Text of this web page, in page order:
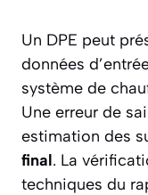
Un DPE peut
données
système de
Une erreur de
estimation des
final. La
techniques du